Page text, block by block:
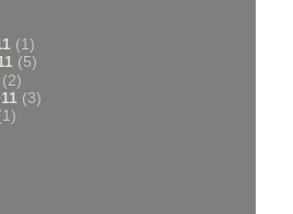
(1)
(5)
(2)
(3)